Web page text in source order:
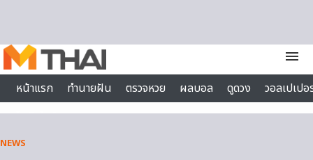
menu
หน้าแรก
ทำนายฝัน ตรวจหวย ผลบอล ดูดวง
วอลเปเป
ไลฟ์สไตล์
NEWS